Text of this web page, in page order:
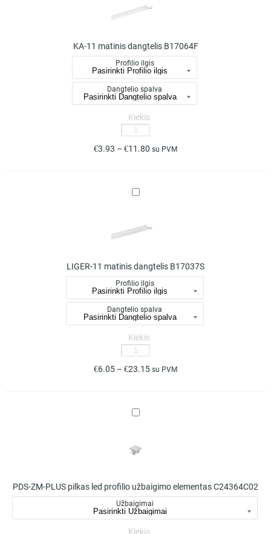
dangtelis
KA-11 matinis dangtelis B17064F
Profilio ilgis
Dangtelio spalva
Kiekis
produkto
KA-
dangtelis
€3.93 – €11.80 su PVM
LIGER-
dangtelis
LIGER-11 matinis dangtelis B17037S
Profilio ilgis
Dangtelio spalva
Kiekis
produkto
LIGER-
dangtelis
€6.05 – €23.15 su PVM
PDS-
pilkas
užbaigimo
elementas
C24364C02
PDS-ZM-PLUS pilkas led profilio užbaigimo elementas C24364C02
Užbaigimai